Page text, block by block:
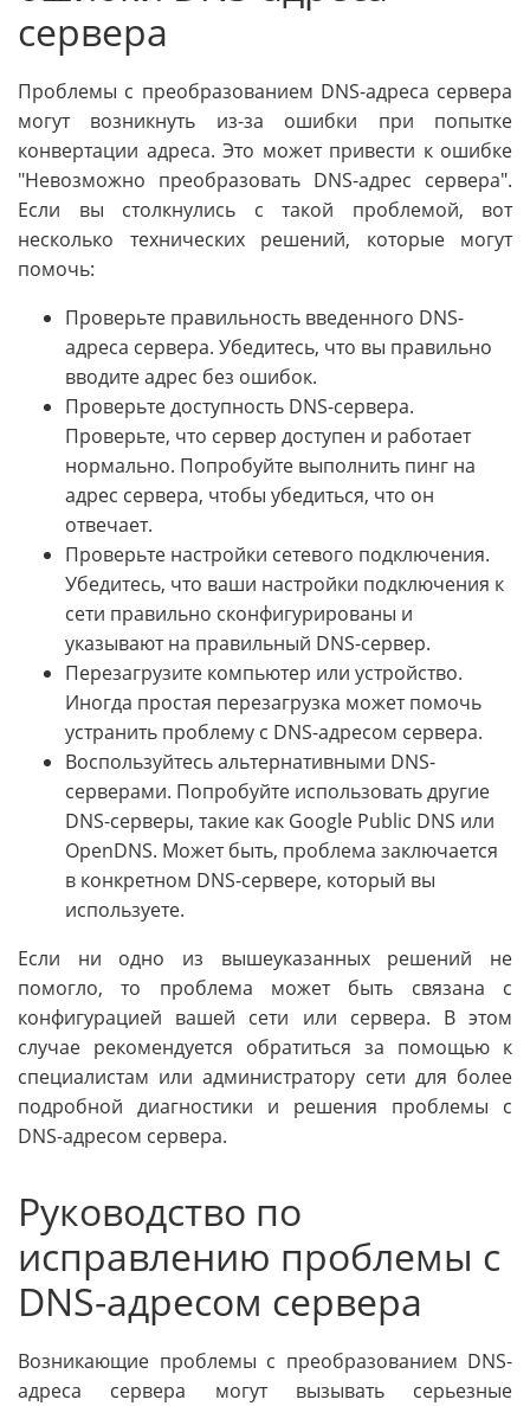
сервера
Проблемы с преобразованием DNS-адреса сервера
могут возникнуть из-за ошибки при попытке
конвертации адреса. Это может привести к ошибке
"Невозможно преобразовать DNS-адрес сервера".
Если вы столкнулись с такой проблемой, вот
несколько технических решений, которые могут
помочь:
Проверьте правильность введенного DNS-
адреса сервера. Убедитесь, что вы правильно
вводите адрес без ошибок.
Проверьте доступность DNS-сервера.
Проверьте, что сервер доступен и работает
нормально. Попробуйте выполнить пинг на
адрес сервера, чтобы убедиться, что он
отвечает.
Проверьте настройки сетевого подключения.
Убедитесь, что ваши настройки подключения к
сети правильно сконфигурированы и
указывают на правильный DNS-сервер.
Перезагрузите компьютер или устройство.
Иногда простая перезагрузка может помочь
устранить проблему с DNS-адресом сервера.
Воспользуйтесь альтернативными DNS-
серверами. Попробуйте использовать другие
DNS-серверы, такие как Google Public DNS или
OpenDNS. Может быть, проблема заключается
в конкретном DNS-сервере, который вы
используете.
Если ни одно из вышеуказанных решений не
помогло, то проблема может быть связана с
конфигурацией вашей сети или сервера. В этом
случае рекомендуется обратиться за помощью к
специалистам или администратору сети для более
подробной диагностики и решения проблемы с
DNS-адресом сервера.
Руководство по
исправлению проблемы с
DNS-адресом сервера
Возникающие проблемы с преобразованием DNS-
адреса сервера могут вызывать серьезные